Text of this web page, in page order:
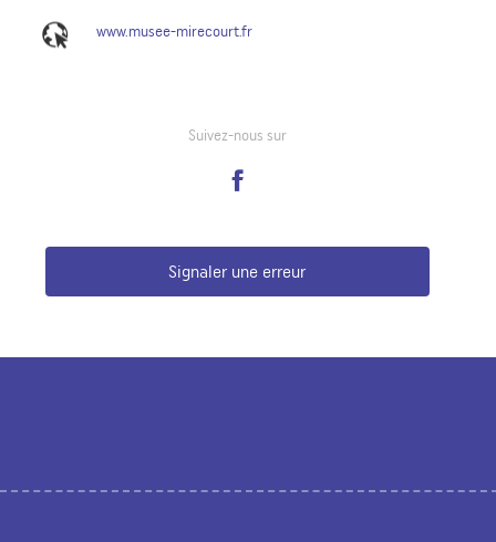
www.musee-mirecourt.fr
Suivez-nous sur
Signaler une erreur